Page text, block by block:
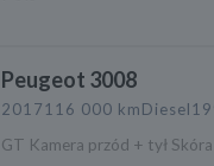
Peugeot 3008
2017116 000 kmDiesel
GT Kamera przód + tył